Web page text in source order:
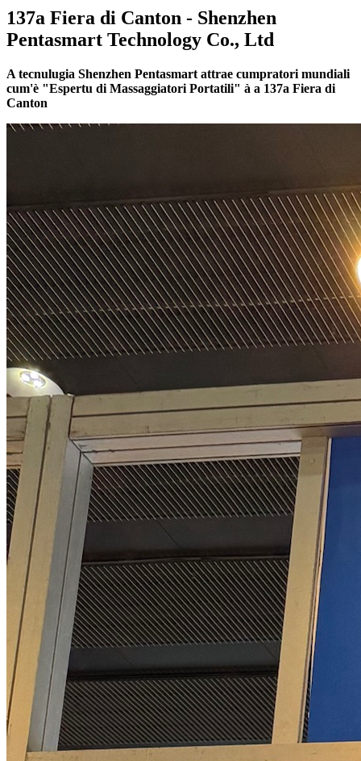
137a Fiera di Canton - Shenzhen
Pentasmart Technology Co., Ltd
A tecnulugia Shenzhen Pentasmart attrae cumpratori mundiali
cum'è "Espertu di Massaggiatori Portatili" à a 137a Fiera di
Canton